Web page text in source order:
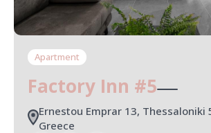
Apartment
Factory Inn #5
Ernestou Emprar 13, Thessaloniki
Greece